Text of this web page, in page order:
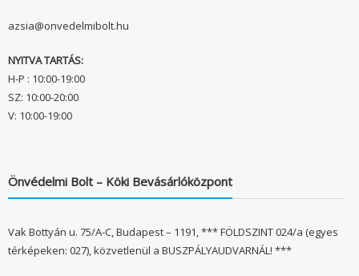
azsia@onvedelmibolt.hu
NYITVA TARTÁS:
H-P : 10:00-19:00
SZ: 10:00-20:00
V: 10:00-19:00
Önvédelmi Bolt – Köki Bevásárlóközpont
Vak Bottyán u. 75/A-C, Budapest – 1191, *** FÖLDSZINT 024/a (egyes
térképeken: 027), közvetlenül a BUSZPÁLYAUDVARNÁL! ***